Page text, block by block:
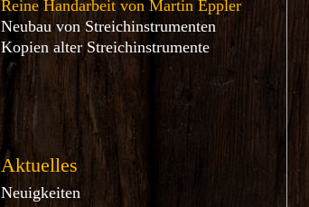
Reine Handarbeit von Martin Eppler
Neubau von Streichinstrumenten
Kopien alter Streichinstrumente
Aktuelles
Neuigkeiten